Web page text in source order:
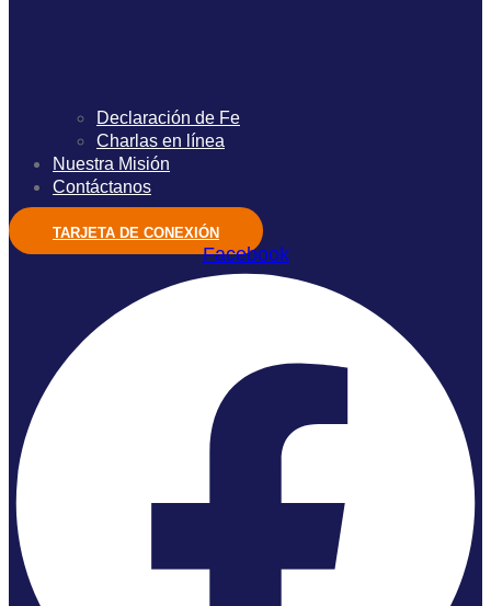
Declaración de Fe
Charlas en línea
Nuestra Misión
Contáctanos
TARJETA DE CONEXIÓN
Facebook